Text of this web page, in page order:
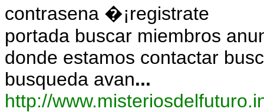
contrasena �¡registrate
portada buscar miembros
donde estamos contactar
busqueda avan...
http://